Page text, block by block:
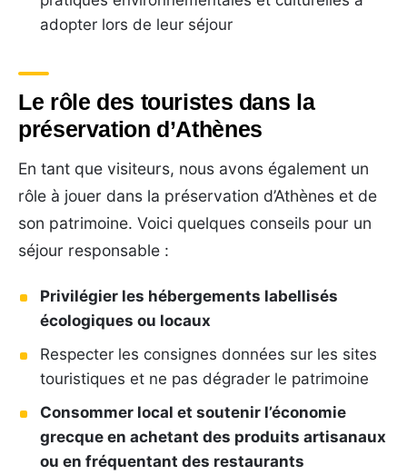
adopter lors de leur séjour
Le rôle des touristes dans la
préservation d’Athènes
En tant que visiteurs, nous avons également un
rôle à jouer dans la préservation d’Athènes et de
son patrimoine. Voici quelques conseils pour un
séjour responsable :
Privilégier les hébergements labellisés
écologiques ou locaux
Respecter les consignes données sur les sites
touristiques et ne pas dégrader le patrimoine
Consommer local et soutenir l’économie
grecque en achetant des produits artisanaux
ou en fréquentant des restaurants